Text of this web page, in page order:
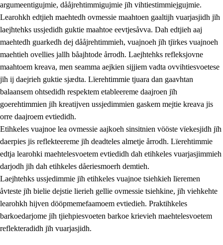
1.4
Skaepiedimmievoeteaavoe, eadtjohkevoete jïh
goerehtimmievæljoe
1.5 Eatnemem krööhkestidh jïh byjresegoerkesevoete
1.6 Demokratije jïh meatanårrome
argumeentigujmie, dååjrehtimmigujmie jïh vihtiestimmiejgujmie.
Learohkh edtjieh maehtedh ovmessie maahtoen gaaltijh vuarjasjidh jïh
laejhtehks ussjedidh guktie maahtoe eevtjesåvva. Dah edtjieh aaj
maehtedh guarkedh dej dååjrehtimmieh, vuajnoeh jïh tjïrkes vuajnoeh
maehtieh ovellies jallh båajhtode årrodh. Laejhtehks refleksjovne
maahtoem kreava, men seamma aejkien sijjiem vadta ovvihtiesvoetese
jïh ij daejrieh guktie sjædta. Lïerehtimmie tjuara dan gaavhtan
balaansem ohtsedidh respektem etableereme daajroen jïh
goerehtimmien jïh kreatijven ussjedimmien gaskem mejtie kreava jis
orre daajroem evtiedidh.
Etihkeles vuajnoe lea ovmessie aajkoeh sinsitnien vööste vïekesjidh jïh
daerpies jis reflekteereme jïh deadteles almetje årrodh. Lïerehtimmie
edtja learohki maehtelesvoetem evtiedidh dah etihkeles vuarjasjimmieh
darjodh jïh dah etihkeles dåeriesmoerh demtieh.
Laejhtehks ussjedimmie jïh etihkeles vuajnoe tsiehkieh lïeremen
åvteste jïh bielie dejstie lierieh gellie ovmessie tsiehkine, jïh viehkehte
learohkh hijven dööpmemefaamoem evtiedieh. Praktihkeles
barkoedarjome jïh tjiehpiesvoeten barkoe krievieh maehtelesvoetem
reflekteradidh jïh vuarjasjidh.